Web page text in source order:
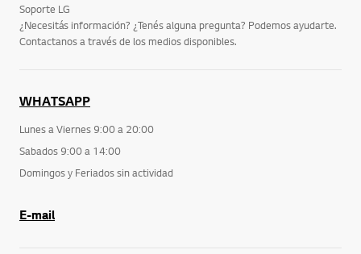
Soporte LG
¿Necesitás información? ¿Tenés alguna pregunta? Podemos ayudarte.
Contactanos a través de los medios disponibles.
WHATSAPP
Lunes a Viernes 9:00 a 20:00
Sabados 9:00 a 14:00
Domingos y Feriados sin actividad
E-mail